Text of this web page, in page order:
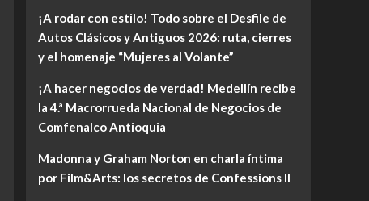
¡A rodar con estilo! Todo sobre el Desfile de
Autos Clásicos y Antiguos 2026: ruta, cierres
y el homenaje “Mujeres al Volante”
¡A hacer negocios de verdad! Medellín recibe
la 4.ª Macrorrueda Nacional de Negocios de
Comfenalco Antioquia
Madonna y Graham Norton en charla íntima
por Film&Arts: los secretos de Confessions II